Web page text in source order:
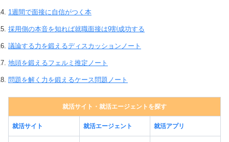
1週間で面接に自信がつく本
採用側の本音を知れば就職面接は9割成功する
議論する力を鍛えるディスカッションノート
地頭を鍛えるフェルミ推定ノート
問題を解く力を鍛えるケース問題ノート
就活サイト・就活エージェントを探す
就活サイト 就活エージェント 就活アプリ